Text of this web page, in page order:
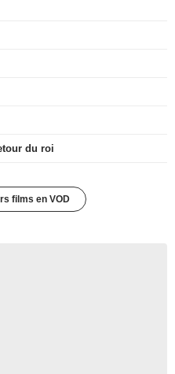
du roi
films en VOD